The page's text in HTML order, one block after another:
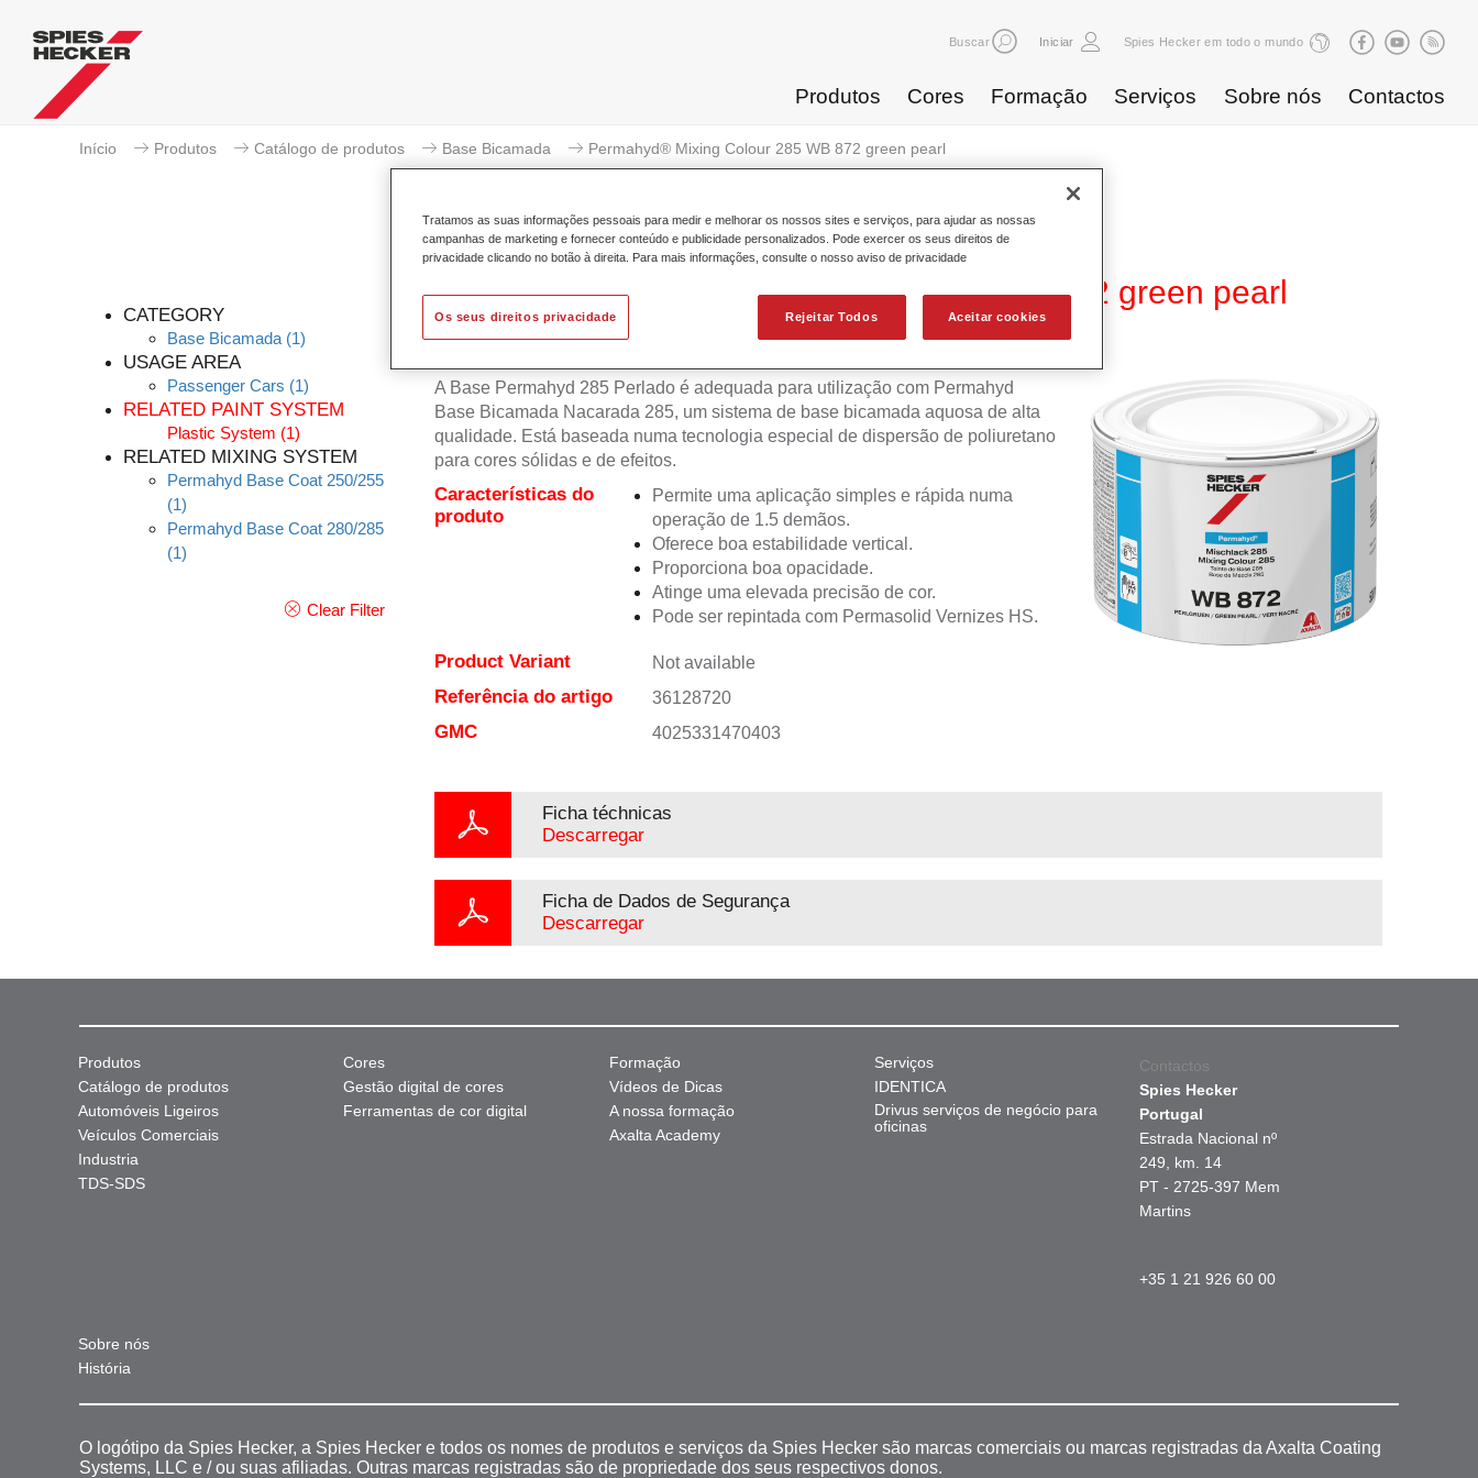
Buscar Iniciar Spies Hecker em todo o mundo
Produtos Cores Formação Serviços Sobre nós Contactos
Início Produtos Catálogo de produtos Base Bicamada Permahyd® Mixing Colour 285 WB 872 green pearl
CATEGORY
Base Bicamada (1)
USAGE AREA
Passenger Cars (1)
RELATED PAINT SYSTEM
Plastic System (1)
RELATED MIXING SYSTEM
Permahyd Base Coat 250/255
(1)
Permahyd Base Coat 280/285
(1)
Clear Filter
Permahyd® Mixing Colour 285 WB 872 green pearl
A Base Permahyd 285 Perlado é adequada para utilização com Permahyd
Base Bicamada Nacarada 285, um sistema de base bicamada aquosa de alta
qualidade. Está baseada numa tecnologia especial de dispersão de poliuretano
para cores sólidas e de efeitos.
Características do
produto
Permite uma aplicação simples e rápida numa
operação de 1.5 demãos.
Oferece boa estabilidade vertical.
Proporciona boa opacidade.
Atinge uma elevada precisão de cor.
Pode ser repintada com Permasolid Vernizes HS.
Product Variant Not available
Referência do artigo 36128720
GMC 4025331470403
Ficha téchnicas
Descarregar
Ficha de Dados de Segurança
Descarregar
Produtos
Catálogo de produtos
Automóveis Ligeiros
Veículos Comerciais
Industria
TDS-SDS
Cores
Gestão digital de cores
Ferramentas de cor digital
Formação
Vídeos de Dicas
A nossa formação
Axalta Academy
Serviços
IDENTICA
Drivus serviços de negócio para
oficinas
Sobre nós
História
Contactos
Spies Hecker
Portugal
Estrada Nacional nº
249, km. 14
PT - 2725-397 Mem
Martins
+35 1 21 926 60 00
O logótipo da Spies Hecker, a Spies Hecker e todos os nomes de produtos e serviços da Spies Hecker são marcas comerciais ou marcas registradas da Axalta Coating
Systems, LLC e / ou suas afiliadas. Outras marcas registradas são de propriedade dos seus respectivos donos.
Tratamos as suas informações pessoais para medir e melhorar os nossos sites e serviços, para ajudar as nossas
campanhas de marketing e fornecer conteúdo e publicidade personalizados. Pode exercer os seus direitos de
privacidade clicando no botão à direita. Para mais informações, consulte o nosso aviso de privacidade
Rejeitar Todos Aceitar cookies
Os seus direitos privacidade